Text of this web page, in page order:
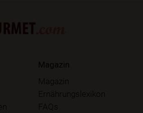
Magazin
Magazin
Ernährungslexikon
FAQs